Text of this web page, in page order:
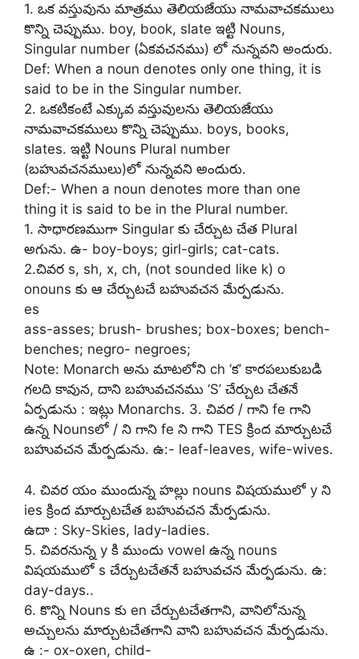
1. ఒక వస్తువును మాత్రము తెలియజేయు నామవాచకములు
కొన్ని చెప్పుము. boy, book, slate ఇట్టి Nouns,
Singular number (ఏకవచనము) లో నున్నవని అందురు.
Def: When a noun denotes only one thing, it is
said to be in the Singular number.
2. ఒకటికంటే ఎక్కువ వస్తువులను తెలియజేయు
నామవాచకములు కొన్ని చెప్పుము. boys, books,
slates. ఇట్టి Nouns Plural number
(బహువచనములు)లో నున్నవని అందురు.
Def:- When a noun denotes more than one
thing it is said to be in the Plural number.
1. సాధారణముగా Singular కు చేర్చుట చేత Plural
అగును. ఉ- boy-boys; girl-girls; cat-cats.
2.చివర s, sh, x, ch, (not sounded like k) o
onouns కు ఆ చేర్చుటచే బహువచన మేర్పడును.
es
ass-asses; brush- brushes; box-boxes; bench-
benches; negro- negroes;
Note: Monarch అను మాటలోని ch ‘క’ కారపలుకుబడి
గలది కావున, దాని బహువచనము ‘S’ చేర్చుట చేతనే
ఏర్పడును : ఇట్లు Monarchs. 3. చివర / గాని fe గాని
ఉన్న Nounsలో / ని గాని fe ని గాని TES క్రింద మార్చుటచే
బహువచన మేర్పడును. ఉ:- leaf-leaves, wife-wives.
4. చివర యం ముందున్న హల్లు nouns విషయములో y ని
ies క్రింద మార్చుటచేత బహువచన మేర్పడును.
ఉదా : Sky-Skies, lady-ladies.
5. చివరనున్న y కి ముందు vowel ఉన్న nouns
విషయములో s చేర్చుటచేతనే బహువచన మేర్పడును. ఉ:
day-days..
6. కొన్ని Nouns కు en చేర్చుటచేతగాని, వానిలోనున్న
అచ్చులను మార్చుటచేతగాని వాని బహువచన మేర్పడును.
ఉ :- ox-oxen, child-